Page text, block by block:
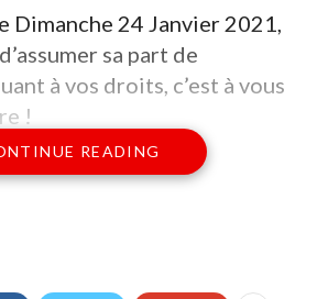
Dimanche 24 Janvier 2021,
sa part de
à vos droits, c’est à vous
!
victoire aujourd’hui et
!
READING